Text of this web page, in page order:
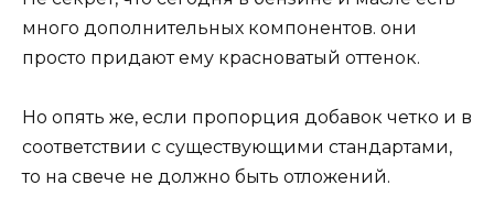
много дополнительных компонентов. они
просто придают ему красноватый оттенок.
Но опять же, если пропорция добавок четко и в
соответствии с существующими стандартами,
то на свече не должно быть отложений.